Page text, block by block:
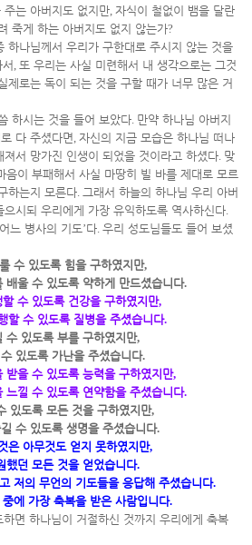
는 아버지도 없지만, 자식이 철없이 뱀을 달란
죽게 하는 아버지도 없지 않는가?
하나님께서 우리가 구한대로 주시지 않는 것을
, 또 우리는 사실 미련해서 내 생각으로는 그것
제로는 독이 되는 것을 구할 때가 너무 많은 거
하시는 것을 들어 보았다. 만약 하나님 아버지
다 주셨다면, 자신의 지금 모습은 하나님 떠나
서 망가진 인생이 되었을 것이라고 하셨다. 맞
음이 부패해서 사실 마땅히 빌 바를 제대로 모르
하는지 모른다. 그래서 하늘의 하나님 우리 아버
시되 우리에게 가장 유익하도록 역사하신다.
어느 병사의 기도’다. 우리 성도님들도 들어 보셨
수 있도록 힘을 구하였지만,
배울 수 있도록 약하게 만드셨습니다.
수 있도록 건강을 구하였지만,
할 수 있도록 질병을 주셨습니다.
수 있도록 부를 구하였지만,
있도록 가난을 주셨습니다.
받을 수 있도록 능력을 구하였지만,
느낄 수 있도록 연약함을 주셨습니다.
있도록 모든 것을 구하였지만,
수 있도록 생명을 주셨습니다.
은 아무것도 얻지 못하였지만,
했던 모든 것을 얻었습니다.
저의 무언의 기도들을 응답해 주셨습니다.
에 가장 축복을 받은 사람입니다.
면 하나님이 거절하신 것까지 우리에게 축복